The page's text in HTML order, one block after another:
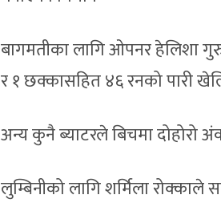
बागमतीका लागि ओपनर हेलिशा
र १ छक्कासहित ४६ रनको पारी
अन्य कुनै ब्याटरले बिचमा दोहोरो
लुम्बिनीको लागि शर्मिला रोक्काले